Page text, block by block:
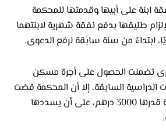
ابنة على أبيها وقدمتها للمحكمة
طليقها بدفع نفقة شهرية لابنتهما
تضمنت الحصول على أجرة مسكن
الدراسية السابقة، إلا أن المحكمة قضت
بإلزام الأب بنفقة شهرية قدرها 3000 درهم، على أن يسددها